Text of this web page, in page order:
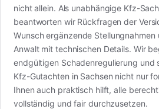
nicht allein. Als unabhängige Kfz-
beantworten wir Rückfragen der
Wunsch ergänzende
Anwalt mit technischen Details. Wir
endgültigen Schadenregulierung und
Kfz-Gutachten in Sachsen nicht nur
Ihnen auch praktisch hilft, alle
vollständig und fair durchzusetzen.